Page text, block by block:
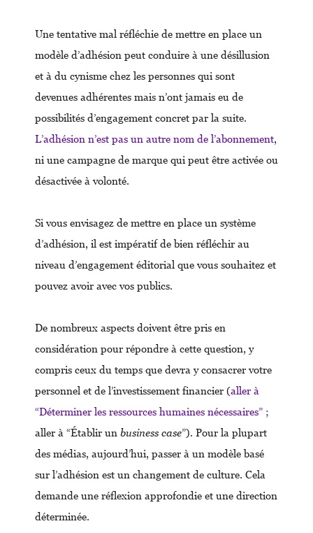
Une tentative mal réfléchie de mettre en place un
modèle d’adhésion peut conduire à une désillusion
et à du cynisme chez les personnes qui sont
devenues adhérentes mais n’ont jamais eu de
possibilités d’engagement concret par la suite.
L’adhésion n’est pas un autre nom de l’abonnement,
ni une campagne de marque qui peut être activée ou
désactivée à volonté.
Si vous envisagez de mettre en place un système
d’adhésion, il est impératif de bien réfléchir au
niveau d’engagement éditorial que vous souhaitez et
pouvez avoir avec vos publics.
De nombreux aspects doivent être pris en
considération pour répondre à cette question, y
compris ceux du temps que devra y consacrer votre
personnel et de l’investissement financier (aller à
“Déterminer les ressources humaines nécessaires” ;
aller à “Établir un business case”). Pour la plupart
des médias, aujourd’hui, passer à un modèle basé
sur l’adhésion est un changement de culture. Cela
demande une réflexion approfondie et une direction
déterminée.